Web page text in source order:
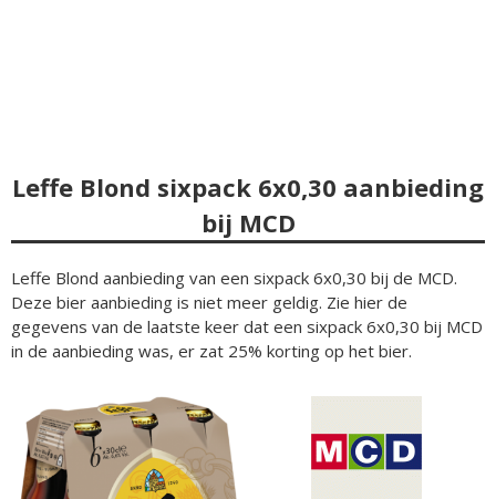
Leffe Blond sixpack 6x0,30 aanbieding
bij MCD
Leffe Blond aanbieding van een sixpack 6x0,30 bij de MCD.
Deze bier aanbieding is niet meer geldig. Zie hier de
gegevens van de laatste keer dat een sixpack 6x0,30 bij MCD
in de aanbieding was, er zat 25% korting op het bier.